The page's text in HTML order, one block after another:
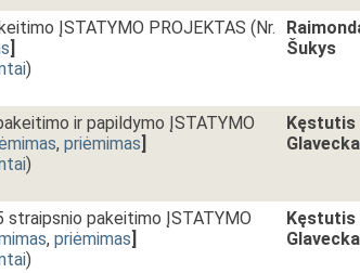
ĮSTATYMO PROJEKTAS (Nr.
]
)
Šukys
ir papildymo ĮSTATYMO
, priėmimas]
)
Kęstutis
straipsnio pakeitimo ĮSTATYMO
, priėmimas]
)
Kęstutis